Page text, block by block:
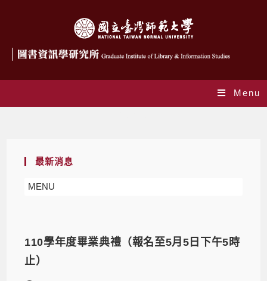
Menu
最新消息
MENU
110學年度畢業典禮（報名至5月5日下午5時
止）